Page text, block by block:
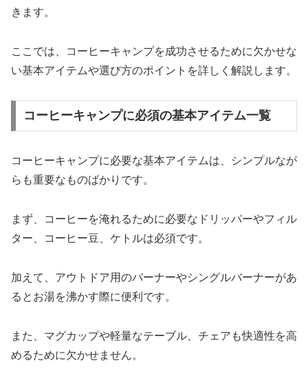
きます。
ここでは、コーヒーキャンプを成功させるために欠かせな
い基本アイテムや選び方のポイントを詳しく解説します。
コーヒーキャンプに必須の基本アイテム一覧
コーヒーキャンプに必要な基本アイテムは、シンプルなが
らも重要なものばかりです。
まず、コーヒーを淹れるために必要なドリッパーやフィル
ター、コーヒー豆、ケトルは必須です。
加えて、アウトドア用のバーナーやシングルバーナーがあ
るとお湯を沸かす際に便利です。
また、マグカップや軽量なテーブル、チェアも快適性を高
めるために欠かせません。